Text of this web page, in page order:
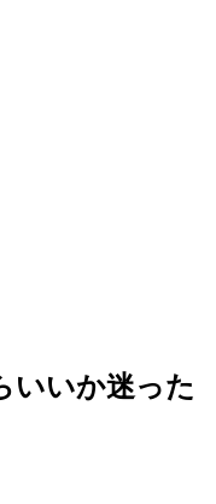
いいか迷った